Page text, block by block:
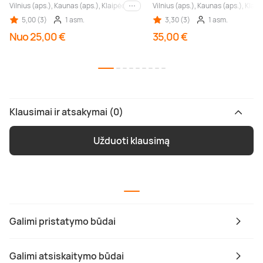
Galimi pristatymo būdai
Galimi atsiskaitymo būdai
Vilnius (aps.), Kaunas (aps.), Klaipėda (aps.), Palanga (aps.), Nida (aps.),
Kiti miestai
5,00 (3)
1 asm.
Nuo 25,00 €
Vilnius (aps.), Kaunas (aps.),
3,30 (3)
1 asm.
35,00 €
Klausimai ir atsakymai (0)
Užduoti klausimą